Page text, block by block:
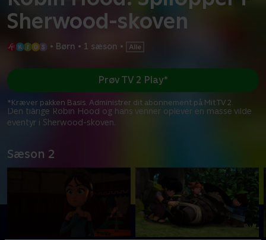
Sherwood-skoven
• Børn • 1 sæson •
Den tiårige Robin Hood og hans venner oplever en masse vilde
eventyr i Sherwood-skoven.
Prøv TV 2 Play*
*Kræver pakken Basis. Administrer dit abonnement på Mit TV 2.
Sæson 2